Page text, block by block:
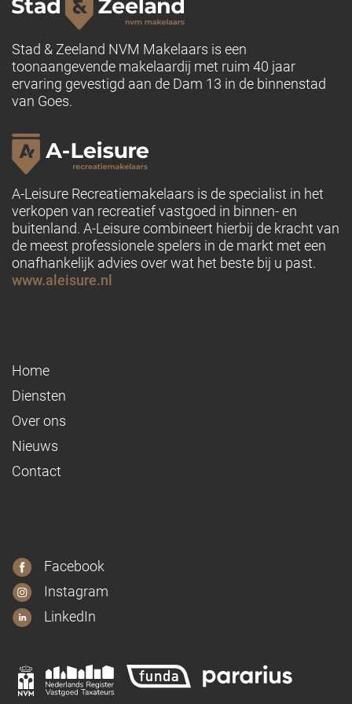
Stad & Zeeland NVM Makelaars is een
toonaangevende makelaardij met ruim 40 jaar
ervaring gevestigd aan de Dam 13 in de binnenstad
van Goes.
A-Leisure Recreatiemakelaars is de specialist in het
verkopen van recreatief vastgoed in binnen- en
buitenland. A-Leisure combineert hierbij de kracht van
de meest professionele spelers in de markt met een
onafhankelijk advies over wat het beste bij u past.
www.aleisure.nl
Home
Diensten
Over ons
Nieuws
Contact
Facebook
Instagram
LinkedIn